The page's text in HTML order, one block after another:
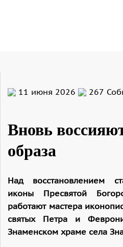
11 июня 2026 267
Вновь
образа
Над восстановлением
иконы Пресвятой
работают мастера
святых Петра и
Знаменском храме села